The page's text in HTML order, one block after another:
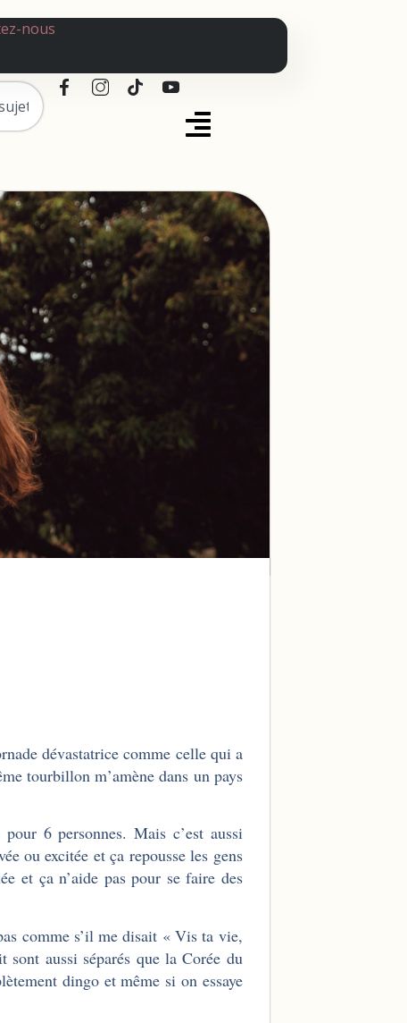
nous
dévastatrice comme celle qui a
tourbillon m’amène dans un pays
6 personnes. Mais c’est aussi
ou excitée et ça repousse les gens
et ça n’aide pas pour se faire des
comme s’il me disait « Vis ta vie,
aussi séparés que la Corée du
dingo et même si on essaye